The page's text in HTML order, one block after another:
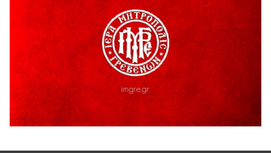
ΜΟΡΙΟΔΟΤΟΥΜΕΝΑ ΣΕΜΙΝΑΡΙΑ ΑΠΟ ΤΟ ΠΑΝΕΠΙΣΤΗΜΙΟ
ΠΕΙΡΑΙΑ
ΕΥΧΑΡΙΣΤΙΕΣ Φυσιολατρικού Συλλόγου Γρεβενών
4 Αυγούστου 2026
Έκτακτη χρηματοδότηση 400.000€ για επιπλέον εργασίες
στο Δημοτικό Στάδιο Γρεβενών «Μίλτος Τεντόγλου»
4 Αυγούστου 2026
4 Αυγούστου 2026